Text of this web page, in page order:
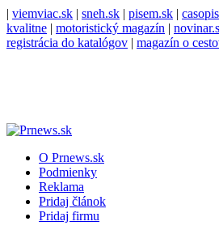
| viemviac.sk | sneh.sk | pisem.sk |
kvalitne | motoristický magazín |
registrácia do katalógov | magazín o
O Prnews.sk
Podmienky
Reklama
Pridaj článok
Pridaj firmu